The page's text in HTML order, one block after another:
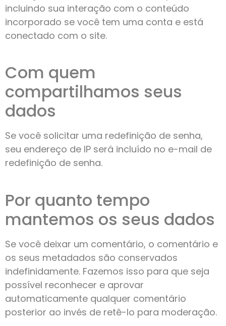
incluindo sua interação com o conteúdo
incorporado se você tem uma conta e está
conectado com o site.
Com quem
compartilhamos seus
dados
Se você solicitar uma redefinição de senha,
seu endereço de IP será incluído no e-mail de
redefinição de senha.
Por quanto tempo
mantemos os seus dados
Se você deixar um comentário, o comentário e
os seus metadados são conservados
indefinidamente. Fazemos isso para que seja
possível reconhecer e aprovar
automaticamente qualquer comentário
posterior ao invés de retê-lo para moderação.